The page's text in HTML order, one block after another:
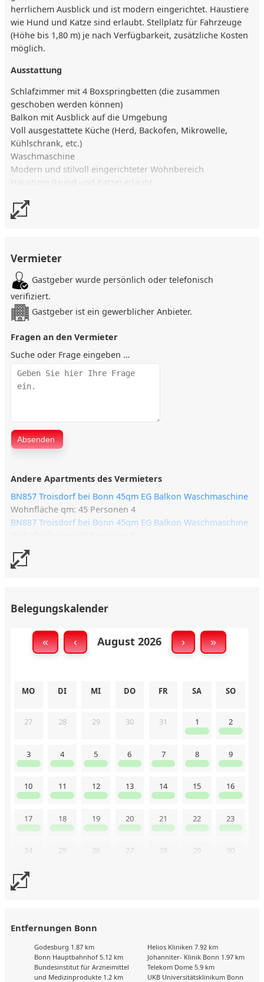
herrlichem Ausblick und ist modern eingerichtet. Haustiere
wie Hund und Katze sind erlaubt. Stellplatz für Fahrzeuge
(Höhe bis 1,80 m) je nach Verfügbarkeit, zusätzliche Kosten
möglich.
Ausstattung
Schlafzimmer mit 4 Boxspringbetten (die zusammen
geschoben werden können)
Balkon mit Ausblick auf die Umgebung
Voll ausgestattete Küche (Herd, Backofen, Mikrowelle,
Kühlschrank, etc.)
Waschmaschine
Modern und stilvoll eingerichteter Wohnbereich
Haustiere (Hund und Katze) erlaubt
Verfügbarkeit und Buchungsdauer zusätzliche Kosten
möglich
Ruhige Lage in Troisdorf
In der Nähe: Einkaufsmöglichkeiten, Restaurants,
öffentliche Verkehrsmittel
Gute Anbindung zur Erkundung der Umgebung und
Sehenswürdigkeiten von Troisdorf
Sonstiges
3 nahezu identische Apartments mit ca. 45 m² und eigenem
Eingang verfügbar
Stellplatz für Fahrzeuge mit einer Höhe von bis zu 1,80 m
Vermieter
Gastgeber wurde persönlich oder telefonisch
verifiziert.
Gastgeber ist ein gewerblicher Anbieter.
Fragen an den Vermieter
Suche oder Frage eingeben …
Andere Apartments des Vermieters
BN857 Troisdorf bei Bonn 45qm EG Balkon Waschmaschine
Wohnfläche qm: 45 Personen 4
BN887 Troisdorf bei Bonn 45qm EG Balkon Waschmaschine
Belegungskalender
« ‹ August 2026 › »
MO DI MI DO FR SA SO
27 28 29 30 31 1 2
3 4 5 6 7 8 9
10 11 12 13 14 15 16
17 18 19 20 21 22 23
24 25 26 27 28 29 30
Entfernungen Bonn
Godesburg 1.87 km
Bonn Hauptbahnhof 5.12 km
Bundesinstitut für Arzneimittel
und Medizinprodukte 1.2 km
Helios Kliniken 7.92 km
Johanniter- Klinik Bonn 1.97 km
Telekom Dome 5.9 km
UKB Universitätsklinikum Bonn